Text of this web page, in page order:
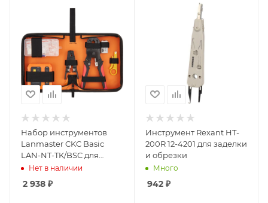
Набор инструментов
Lanmaster CKC Basic
LAN-NT-TK/BSC для
инсталлятора
Нет в наличии
2 938 ₽
Инструмент Rexant HT-
200R 12-4201 для заделки
и обрезки
Много
942₽